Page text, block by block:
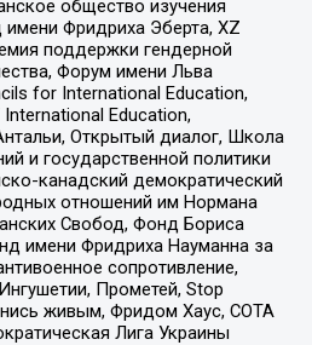
общество изучения
Фридриха Эберта, XZ
поддержки гендерной
Форум имени Льва
for International Education,
Education,
Открытый диалог, Школа
и государственной политики
канадский демократический
отношений им Нормана
Свобод, Фонд Бориса
имени Фридриха Науманна за
сопротивление,
Прометей, Stop
живым, Фридом Хаус, СОТА
Лига Украины